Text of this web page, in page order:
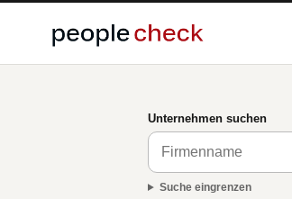
Unternehmen suchen
Suche eingrenzen